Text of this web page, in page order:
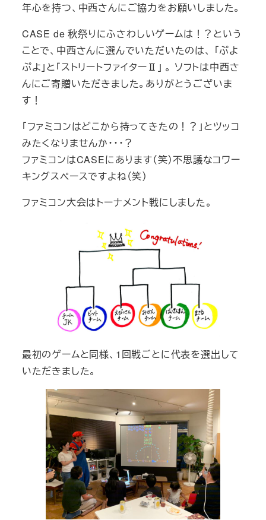
年心を持つ、中西さんにご協力をお願いしました。
CASE de 秋祭りにふさわしいゲームは！？という
ことで、中西さんに選んでいただいたのは、 「ぷよ
ぷよ」と「ストリートファイターⅡ」 。 ソフトは中西さ
んにご寄贈いただきました。ありがとうございま
す！
「ファミコンはどこから持ってきたの！？」とツッコ
みたくなりませんか･･･？
ファミコンはCASEにあります（笑）不思議なコワー
キングスペースですよね（笑）
ファミコン大会はトーナメント戦にしました。
最初のゲームと同様、1回戦ごとに代表を選出して
いただきました。